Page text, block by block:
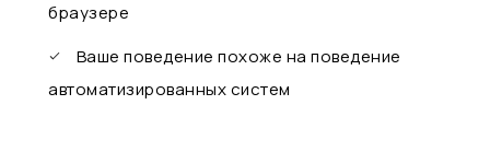
браузере
Ваше поведение похоже на поведение
автоматизированных систем